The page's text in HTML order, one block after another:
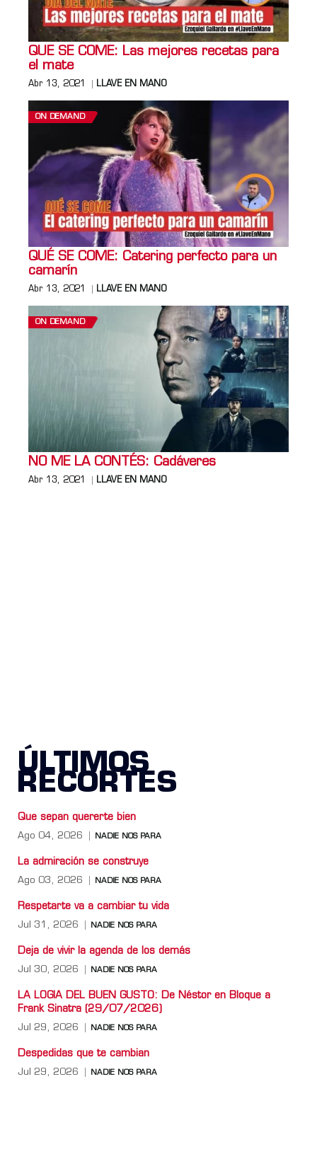
QUE SE COME: Las mejores recetas para
el mate
Abr 13, 2021 LLAVE EN MANO
ON DEMAND
QUÉ SE COME: Catering perfecto para un
camarín
Abr 13, 2021 LLAVE EN MANO
ON DEMAND
NO ME LA CONTÉS: Cadáveres
Abr 13, 2021 LLAVE EN MANO
ÚLTIMOS
RECORTES
Que sepan quererte bien
Ago 04, 2026 NADIE NOS PARA
La admiración se construye
Ago 03, 2026 NADIE NOS PARA
Respetarte va a cambiar tu vida
Jul 31, 2026 NADIE NOS PARA
Deja de vivir la agenda de los demás
Jul 30, 2026 NADIE NOS PARA
LA LOGIA DEL BUEN GUSTO: De Néstor en Bloque a
Frank Sinatra (29/07/2026)
Jul 29, 2026 NADIE NOS PARA
Despedidas que te cambian
Jul 29, 2026 NADIE NOS PARA